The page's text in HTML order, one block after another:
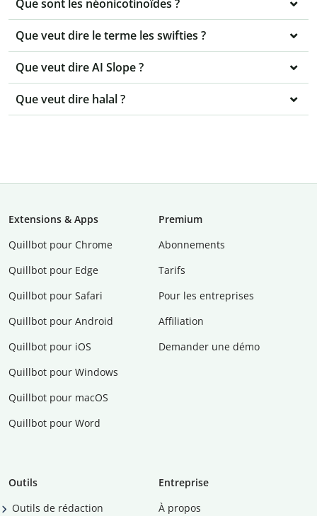
Que sont les néonicotinoïdes ?
Que veut dire le terme les swifties ?
Que veut dire AI Slope ?
Que veut dire halal ?
Extensions & Apps
Quillbot pour Chrome
Quillbot pour Edge
Quillbot pour Safari
Quillbot pour Android
Quillbot pour iOS
Quillbot pour Windows
Quillbot pour macOS
Quillbot pour Word
Premium
Abonnements
Tarifs
Pour les entreprises
Affiliation
Demander une démo
Outils
Outils de rédaction
Entreprise
À propos